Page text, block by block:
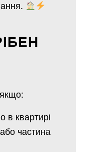
в квартирі
частина